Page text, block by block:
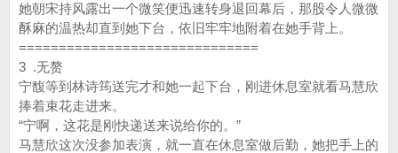
她朝宋持风露出一个微笑便迅速转身退回幕后，那股令人微微
酥麻的温热却直到她下台，依旧牢牢地附着在她手背上。
==============================
3 .无赘
宁馥等到林诗筠送完才和她一起下台，刚进休息室就看马慧欣
捧着束花走进来。
“宁啊，这花是刚快递送来说给你的。”
马慧欣这次没参加表演，就一直在休息室做后勤，她把手上的